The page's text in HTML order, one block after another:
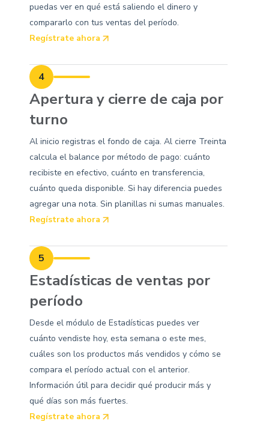
puedas ver en qué está saliendo el dinero y
compararlo con tus ventas del período.
Regístrate ahora
4
Apertura y cierre de caja por
turno
Al inicio registras el fondo de caja. Al cierre Treinta
calcula el balance por método de pago: cuánto
recibiste en efectivo, cuánto en transferencia,
cuánto queda disponible. Si hay diferencia puedes
agregar una nota. Sin planillas ni sumas manuales.
Regístrate ahora
5
Estadísticas de ventas por
período
Desde el módulo de Estadísticas puedes ver
cuánto vendiste hoy, esta semana o este mes,
cuáles son los productos más vendidos y cómo se
compara el período actual con el anterior.
Información útil para decidir qué producir más y
qué días son más fuertes.
Regístrate ahora